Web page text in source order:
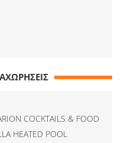
COCKTAILS & FOOD
HEATED POOL